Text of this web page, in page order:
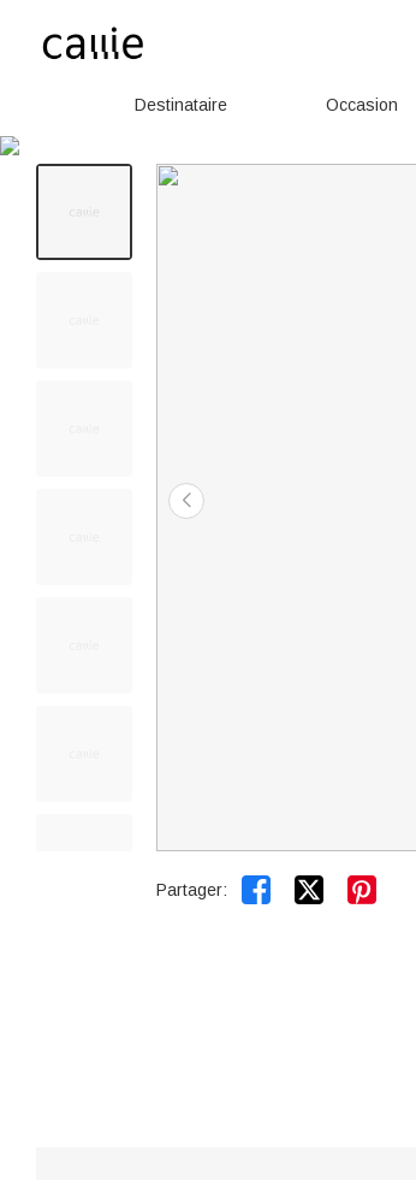
Destinataire Occasion
Partager:  